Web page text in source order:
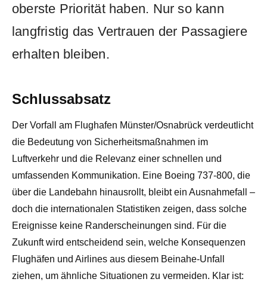
oberste Priorität haben. Nur so kann
langfristig das Vertrauen der Passagiere
erhalten bleiben.
Schlussabsatz
Der Vorfall am Flughafen Münster/Osnabrück verdeutlicht
die Bedeutung von Sicherheitsmaßnahmen im
Luftverkehr und die Relevanz einer schnellen und
umfassenden Kommunikation. Eine Boeing 737-800, die
über die Landebahn hinausrollt, bleibt ein Ausnahmefall –
doch die internationalen Statistiken zeigen, dass solche
Ereignisse keine Randerscheinungen sind. Für die
Zukunft wird entscheidend sein, welche Konsequenzen
Flughäfen und Airlines aus diesem Beinahe-Unfall
ziehen, um ähnliche Situationen zu vermeiden. Klar ist: